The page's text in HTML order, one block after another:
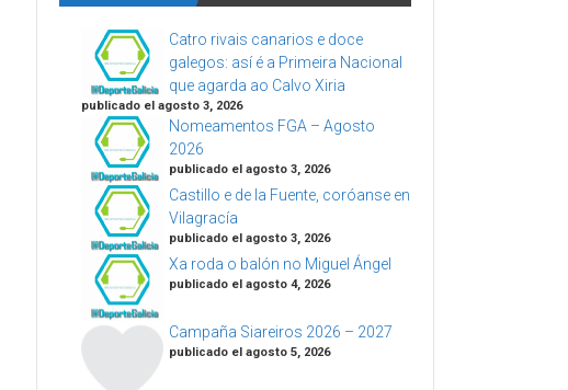
Catro rivais canarios e doce
galegos: así é a Primeira Nacional
que agarda ao Calvo Xiria
publicado el agosto 3, 2026
Nomeamentos FGA – Agosto
2026
publicado el agosto 3, 2026
Castillo e de la Fuente, coróanse en
Vilagracía
publicado el agosto 3, 2026
Xa roda o balón no Miguel Ángel
publicado el agosto 4, 2026
Campaña Siareiros 2026 – 2027
publicado el agosto 5, 2026